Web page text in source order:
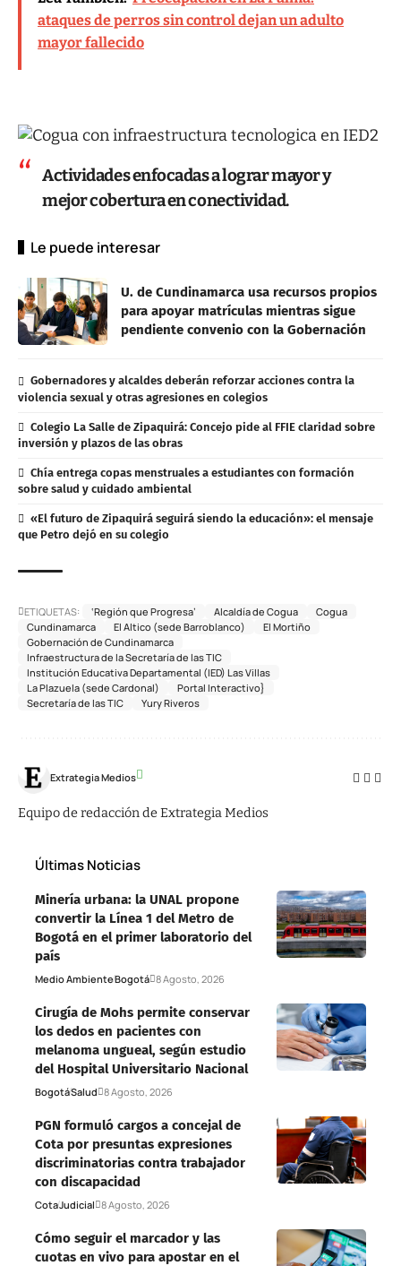
ataques de perros sin control dejan un adulto
mayor fallecido
Actividades enfocadas a lograr mayor y
mejor cobertura en conectividad.
Le puede interesar
U. de Cundinamarca usa recursos propios
para apoyar matrículas mientras sigue
pendiente convenio con la Gobernación
Gobernadores y alcaldes deberán reforzar acciones contra la
violencia sexual y otras agresiones en colegios
Colegio La Salle de Zipaquirá: Concejo pide al FFIE claridad sobre
inversión y plazos de las obras
Chía entrega copas menstruales a estudiantes con formación
sobre salud y cuidado ambiental
«El futuro de Zipaquirá seguirá siendo la educación»: el mensaje
que Petro dejó en su colegio
ETIQUETAS: ‘Región que Progresa’ Alcaldía de Cogua
Cogua
Cundinamarca
El Altico (sede Barroblanco)
El Mortiño
Gobernación de Cundinamarca
Infraestructura de la Secretaría de las TIC
Institución Educativa Departamental (IED) Las Villas
La Plazuela (sede Cardonal)
Portal Interactivo}
Secretaría de las TIC
Yury Riveros
Extrategia Medios
Equipo de redacción de Extrategia Medios
Últimas Noticias
Minería urbana: la UNAL propone
convertir la Línea 1 del Metro de
Bogotá en el primer laboratorio del
país
Medio AmbienteBogotá 8 Agosto, 2026
Cirugía de Mohs permite conservar
los dedos en pacientes con
melanoma ungueal, según estudio
del Hospital Universitario Nacional
BogotáSalud 8 Agosto, 2026
PGN formuló cargos a concejal de
Cota por presuntas expresiones
discriminatorias contra trabajador
con discapacidad
CotaJudicial 8 Agosto, 2026
Cómo seguir el marcador y las
cuotas en vivo para apostar en el